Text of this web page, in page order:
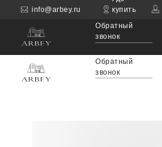
купить
info@arbey.ru
Обратный
звонок
Обратный
звонок